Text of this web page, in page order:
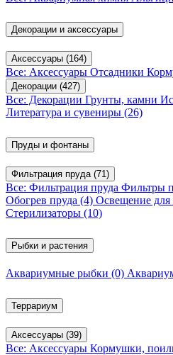
Декорации и аксессуары
Аксессуары (164)
Все: Аксессуары Отсадники
Декорации (427)
Все: Декорации Грунты, камни
Литература и сувениры (26)
Пруды и фонтаны
Фильтрация пруда (71)
Все: Фильтрация пруда Фильтры
Обогрев пруда (4) Освещение для
Стерилизаторы (10)
Рыбки и растения
Аквариумные рыбки (0)
Террариум
Аксессуары (39)
Все: Аксессуары Кормушки,